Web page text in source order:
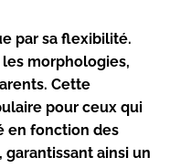
par sa flexibilité.
les morphologies,
Cette
pour ceux qui
en fonction des
ainsi un